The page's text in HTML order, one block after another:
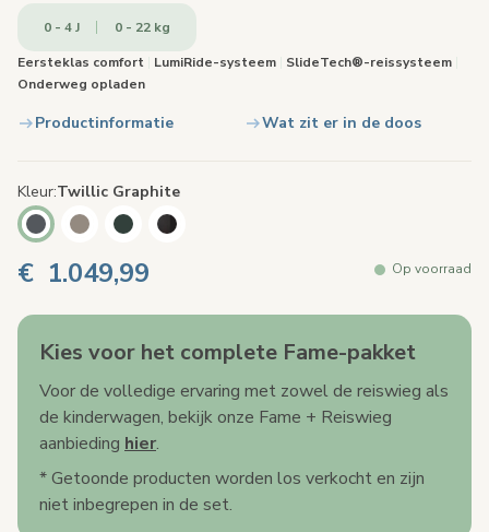
0 - 4 J
0 - 22 kg
Eersteklas comfort
LumiRide-systeem SlideTech®-reissysteem
Onderweg opladen
Productinformatie Wat zit er in de doos
Kleur Twillic Graphite
€ 1.049,99 Op voorraad
Kies voor het complete Fame-pakket
Voor de volledige ervaring met zowel de reiswieg als
de kinderwagen, bekijk onze Fame + Reiswieg
aanbieding hier.
* Getoonde producten worden los verkocht en zijn
niet inbegrepen in de set.